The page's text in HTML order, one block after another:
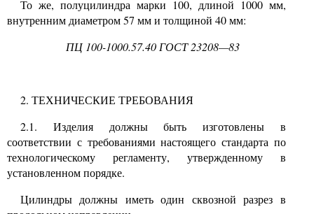
То же, полуцилиндра марки 100, длиной 1000мм,
внутренним диаметром57 мм и толщиной 40мм:
ПЦ100-1000.57.40 ГОСТ23208—83
2. ТЕХНИЧЕСКИЕ ТРЕБОВАНИЯ
2.1. Изделия должны быть изготовлены в
соответствии с требованиями настоящего стандарта по
технологическому регламенту, утвержденному в
установленном порядке.
Цилиндры должны иметь один сквозной разрез в